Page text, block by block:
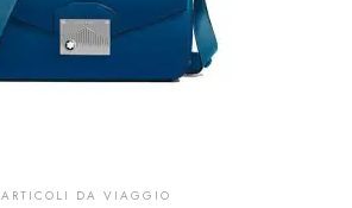
ARTICOLI DA VIAGGIO